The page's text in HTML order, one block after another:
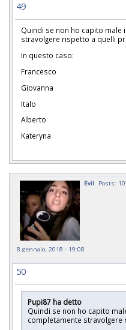
49
Quindi se non ho capito
stravolgere rispetto a quelli
In questo caso:
Francesco
Giovanna
Italo
Alberto
Kateryna
Evil Posts:
8 gennaio, 2018 - 19:08
50
Pupi87 ha detto
Quindi se non ho capito
completamente stravolgere